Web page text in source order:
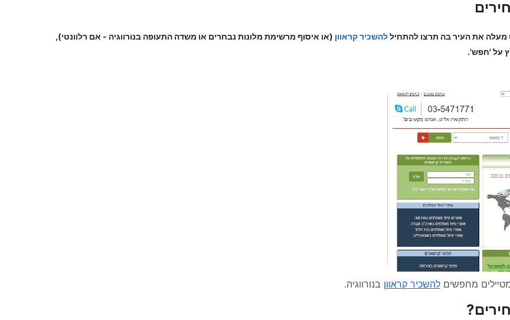
את העיר בה תרצו להתחיללהשכיר קראוון (או איסוף מרשימת מלונות נבחרים או משדה התעופה בנורווגיה - אם רלוונטי),
על 'חפש'.
מחפשים להשכיר קראוון בנורווגיה.
?